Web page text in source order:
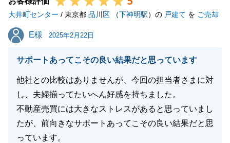
大井町センター / 東京都 品川区 （下神明駅）の 戸建て を ご売却
E様
E様 2025年2月22日
サポートあってこその良い結果だと思っています
他社との比較はありませんが、今回の担当者さまに対
し、夫婦揃ってたいへん好感を持ちました。
不動産売買には大きなストレスがあると思っていまし
たが、前向きなサポートあってこその良い結果だと思
っています。